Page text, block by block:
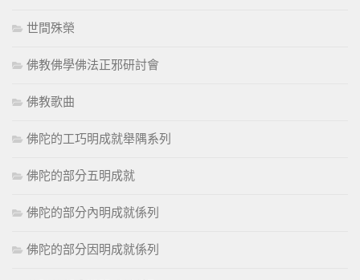
世間殊榮
佛教佛學佛法正邪研討會
佛教歌曲
佛陀的工巧明成就舉隅系列
佛陀的部分五明成就
佛陀的部分內明成就係列
佛陀的部分因明成就係列